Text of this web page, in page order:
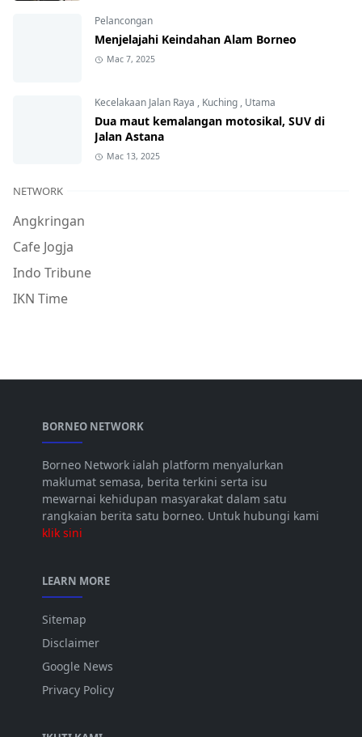
Pelancongan
Menjelajahi Keindahan Alam Borneo
Mac 7, 2025
Kecelakaan Jalan Raya , Kuching, Utama
Dua maut kemalangan motosikal, SUV di
Jalan Astana
Mac 13, 2025
NETWORK
Angkringan
Cafe Jogja
Indo Tribune
IKN Time
BORNEO NETWORK
Borneo Network ialah platform menyalurkan
maklumat semasa, berita terkini serta isu
mewarnai kehidupan masyarakat dalam satu
rangkaian berita satu borneo. Untuk hubungi kami
klik sini
LEARN MORE
Sitemap
Disclaimer
Google News
Privacy Policy